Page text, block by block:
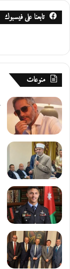
تابعنا على فيسبوك
منوعات